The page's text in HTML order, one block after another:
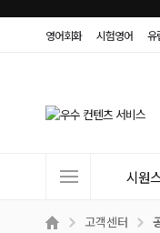
영어회화 시험영어 유
트
시원
고객센터